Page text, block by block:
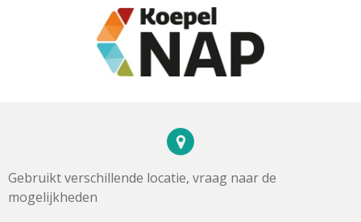
Gebruikt verschillende locatie, vraag naar de
mogelijkheden